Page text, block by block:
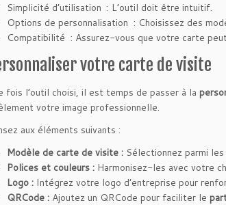
Simplicité d’utilisation : L’outil doit être intuitif.
Options de personnalisation : Choisissez des
Compatibilité : Assurez-vous que votre carte
votre carte de visite
fois l’outil choisi, il est temps de passer à la
votre image professionnelle.
aux éléments suivants :
Modèle de carte de visite : Sélectionnez parmi
Polices et couleurs : Harmonisez-les avec votre
Logo : Intégrez votre logo d’entreprise pour
QRCode : Ajoutez un QRCode pour faciliter le